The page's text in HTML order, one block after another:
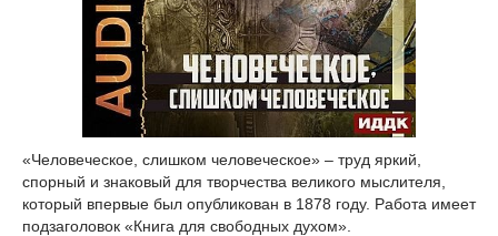
«Человеческое, слишком человеческое» – труд яркий,
спорный и знаковый для творчества великого мыслителя,
который впервые был опубликован в 1878 году. Работа имеет
подзаголовок «Книга для свободных духом».